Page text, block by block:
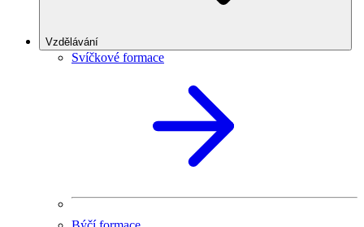
Vzdělávání
Svíčkové formace